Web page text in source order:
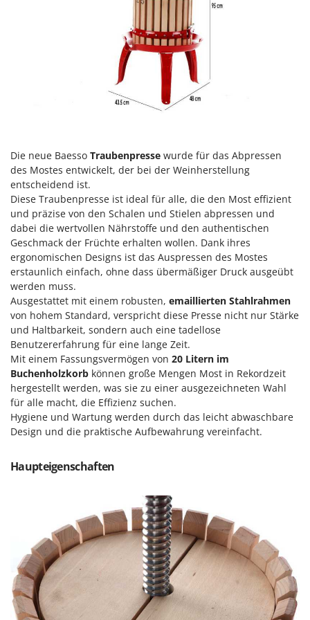
Heizkanonen und Elektroheizer
Hochdruckreiniger
Hochgrasmäher
Holzbacköfen Außenbereich für Pizza und Braten
Hubwagen
K
Kabelpflüge für die Drainage
Kartoffellegemaschine für Traktoren
Kartoffelroder für Traktoren
Kehrmaschinen
Kettensägen
Kippbare Heckschaufeln für Traktoren
Klimaanlagen – Klimageräte
Knetmaschinen
Knochensägen
Kompressoren - elektrisch
Kompressoren für Ernte und Baumschnitt
Kreiseleggen
Küchenreiben - elektrisch
Kükenaufzuchtboxen
Laderampe aus Aluminium
Laubsauger - Laubbläser
Laubsauger auf Rädern
Luftentfeuchter
Luftkühler mit Wasserverdunstung
Deca
DeWalt
Di Martino
Diavola Pro
Diesse
Docma
Dominion
Dreame
E
Echo
EcoFlow
Edilmark
Effeuno
Einhell
Energy Gruppi
EuroMech
Eurosystems
F
FAC
Fama Industrie
Die neue Baesso Traubenpresse wurde für das Abpressen
des Mostes entwickelt, der bei der Weinherstellung
entscheidend ist.
Diese Traubenpresse ist ideal für alle, die den Most effizient
und präzise von den Schalen und Stielen abpressen und
dabei die wertvollen Nährstoffe und den authentischen
Geschmack der Früchte erhalten wollen. Dank ihres
ergonomischen Designs ist das Auspressen des Mostes
erstaunlich einfach, ohne dass übermäßiger Druck ausgeübt
werden muss.
Ausgestattet mit einem robusten, emaillierten Stahlrahmen
von hohem Standard, verspricht diese Presse nicht nur Stärke
und Haltbarkeit, sondern auch eine tadellose
Benutzererfahrung für eine lange Zeit.
Mit einem Fassungsvermögen von 20 Litern im
Buchenholzkorb können große Mengen Most in Rekordzeit
hergestellt werden, was sie zu einer ausgezeichneten Wahl
für alle macht, die Effizienz suchen.
Hygiene und Wartung werden durch das leicht abwaschbare
Design und die praktische Aufbewahrung vereinfacht.
Haupteigenschaften